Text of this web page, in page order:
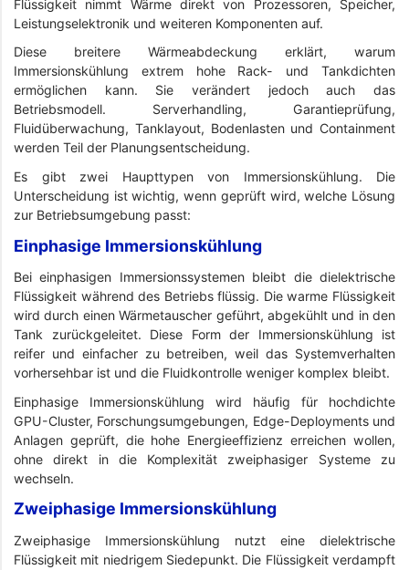
Flüssigkeit nimmt Wärme direkt von Prozessoren, Speicher,
Leistungselektronik und weiteren Komponenten auf.
Diese breitere Wärmeabdeckung erklärt, warum
Immersionskühlung extrem hohe Rack- und Tankdichten
ermöglichen kann. Sie verändert jedoch auch das
Betriebsmodell. Serverhandling, Garantieprüfung,
Fluidüberwachung, Tanklayout, Bodenlasten und Containment
werden Teil der Planungsentscheidung.
Es gibt zwei Haupttypen von Immersionskühlung. Die
Unterscheidung ist wichtig, wenn geprüft wird, welche Lösung
zur Betriebsumgebung passt:
Einphasige Immersionskühlung
Bei einphasigen Immersionssystemen bleibt die dielektrische
Flüssigkeit während des Betriebs flüssig. Die warme Flüssigkeit
wird durch einen Wärmetauscher geführt, abgekühlt und in den
Tank zurückgeleitet. Diese Form der Immersionskühlung ist
reifer und einfacher zu betreiben, weil das Systemverhalten
vorhersehbar ist und die Fluidkontrolle weniger komplex bleibt.
Einphasige Immersionskühlung wird häufig für hochdichte
GPU-Cluster, Forschungsumgebungen, Edge-Deployments und
Anlagen geprüft, die hohe Energieeffizienz erreichen wollen,
ohne direkt in die Komplexität zweiphasiger Systeme zu
wechseln.
Zweiphasige Immersionskühlung
Zweiphasige Immersionskühlung nutzt eine dielektrische
Flüssigkeit mit niedrigem Siedepunkt. Die Flüssigkeit verdampft